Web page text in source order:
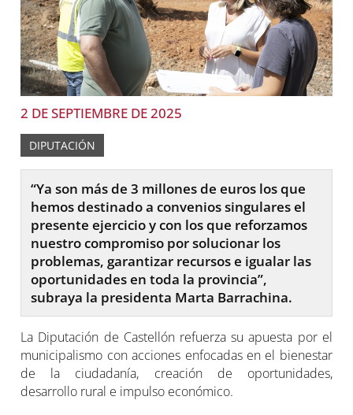
2 DE SEPTIEMBRE DE 2025
DIPUTACIÓN
“Ya son más de 3 millones de euros los que
hemos destinado a convenios singulares el
presente ejercicio y con los que reforzamos
nuestro compromiso por solucionar los
problemas, garantizar recursos e igualar las
oportunidades en toda la provincia”,
subraya la presidenta Marta Barrachina.
La Diputación de Castellón refuerza su apuesta por el
municipalismo con acciones enfocadas en el bienestar
de la ciudadanía, creación de oportunidades,
desarrollo rural e impulso económico.